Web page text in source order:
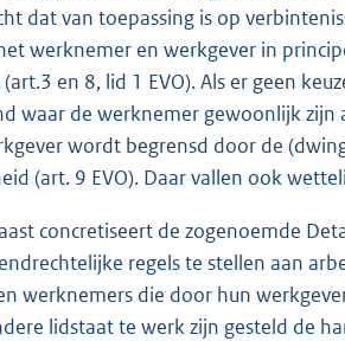
dat van toepassing is op
werknemer en werkgever in
(art.3 en 8, lid 1 EVO). Als er geen
waar de werknemer gewoonlijk zijn
wordt begrensd door de
(art. 9 EVO). Daar vallen ook
concretiseert de zogenoemde
regels te stellen aan
werknemers die door hun
lidstaat te werk zijn gesteld de